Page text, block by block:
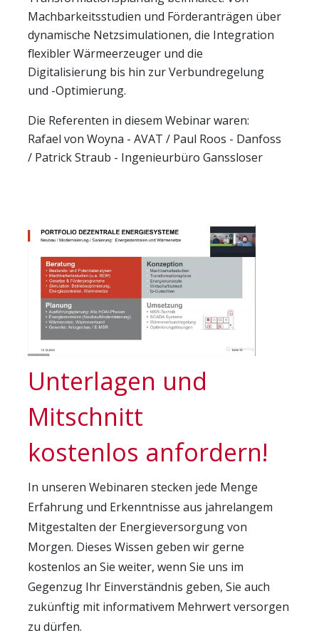
Machbarkeitsstudien und Förderanträgen über
dynamische Netzsimulationen, die Integration
flexibler Wärmeerzeuger und die
Digitalisierung bis hin zur Verbundregelung
und -Optimierung.
Die Referenten in diesem Webinar waren:
Rafael von Woyna - AVAT / Paul Roos - Danfoss
/ Patrick Straub - Ingenieurbüro Ganssloser
Unterlagen und
Mitschnitt
kostenlos anfordern!
In unseren Webinaren stecken jede Menge
Erfahrung und Erkenntnisse aus jahrelangem
Mitgestalten der Energieversorgung von
Morgen. Dieses Wissen geben wir gerne
kostenlos an Sie weiter, wenn Sie uns im
Gegenzug Ihr Einverständnis geben, Sie auch
zukünftig mit informativem Mehrwert versorgen
zu dürfen.
erforderlich.
Einverständnis-Cookie
Name:
cookie_consent
Anbieter:
AVAT Automation GmbH
Cookie Laufzeit:
STATISTIK
Statistik Cookies erfassen Informationen
anonym. Diese Informationen helfen uns, zu
verstehen, wie unsere Besucher unsere
Website nutzen.
Matomo Analytics [Self
Name:
Anbieter:
AVAT Automation GmbH
Zweck:
Erhebung von Statistiken zur Webseiten-
Nutzung
Cookie Laufzeit:
30 Tage